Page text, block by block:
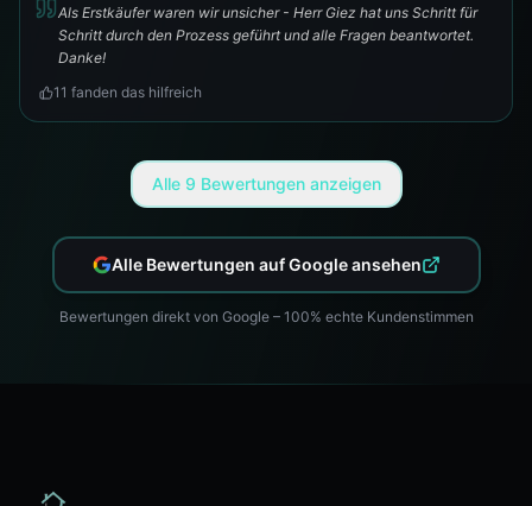
Als Erstkäufer waren wir unsicher - Herr Giez hat uns Schritt für
Schritt durch den Prozess geführt und alle Fragen beantwortet.
Danke!
11 fanden das hilfreich
Alle 9 Bewertungen anzeigen
Alle Bewertungen auf Google ansehen
Bewertungen direkt von Google – 100% echte Kundenstimmen